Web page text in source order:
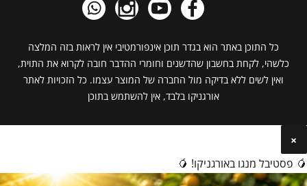
כל התוכן באתר הוא בגדר תוכן אינפורמטיבי אין לראות בזה המלצה
כלשהי, לקחת בחשבון שהדשנים וחומרי ההדבר חובה לקרוא את התוית,
ואין לשים ללא בדיקה מול החברה של המוצר עצמו. כל הזכויות לאתר
אורגניקו בלבד, אין להשתמש בתוכן
×
🥭 פסטיבל מנגו באורגניקו! 🥭